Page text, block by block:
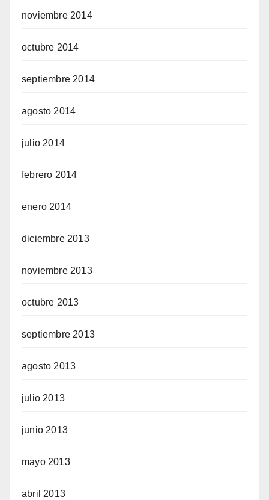
noviembre 2014
octubre 2014
septiembre 2014
agosto 2014
julio 2014
febrero 2014
enero 2014
diciembre 2013
noviembre 2013
octubre 2013
septiembre 2013
agosto 2013
julio 2013
junio 2013
mayo 2013
abril 2013